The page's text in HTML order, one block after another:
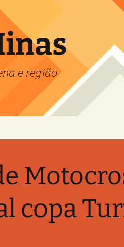
e região
copa